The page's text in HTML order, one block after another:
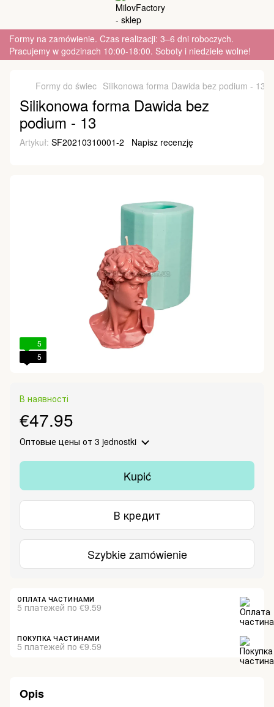
Formy na zamówienie. Czas realizacji: 3–6 dni roboczych.
Pracujemy w godzinach 10:00-18:00. Soboty i niedziele wolne!
Formy do świec Silikonowa forma Dawida bez podium - 13
Silikonowa forma Dawida bez
podium - 13
Artykuł: SF20210310001-2 Napisz recenzję
5
5
В наявності
€47.95
Оптовые цены от 3 jednostki
Kupić
В кредит
Szybkie zamówienie
ОПЛАТА ЧАСТИНАМИ
5 платежей по €9.59
ПОКУПКА ЧАСТИНАМИ
5 платежей по €9.59
Opis